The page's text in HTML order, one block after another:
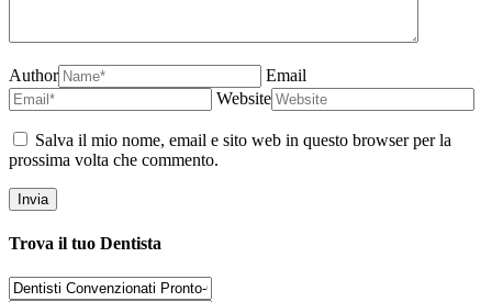
Author
Email
Website
Salva il mio nome, email e sito web in questo browser per la
prossima volta che commento.
Trova il tuo Dentista